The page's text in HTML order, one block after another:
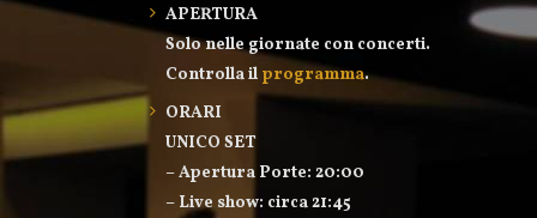
APERTURA
Solo nelle giornate con concerti.
Controlla il programma.
ORARI
UNICO SET
– Apertura Porte: 20:00
– Live show: circa 21:45